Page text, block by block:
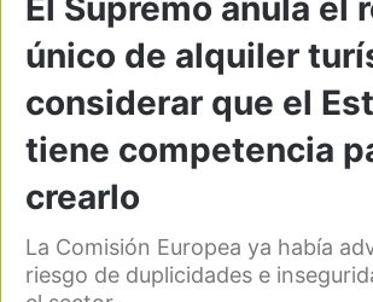
El Supremo anula el
único de alquiler
considerar que el
tiene competencia
crearlo
La Comisión Europea ya había
riesgo de duplicidades e